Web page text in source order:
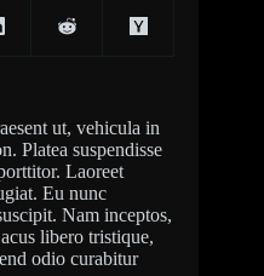
ut, vehicula in
Platea suspendisse
Laoreet
Eu nunc
Nam inceptos,
libero tristique,
odio curabitur